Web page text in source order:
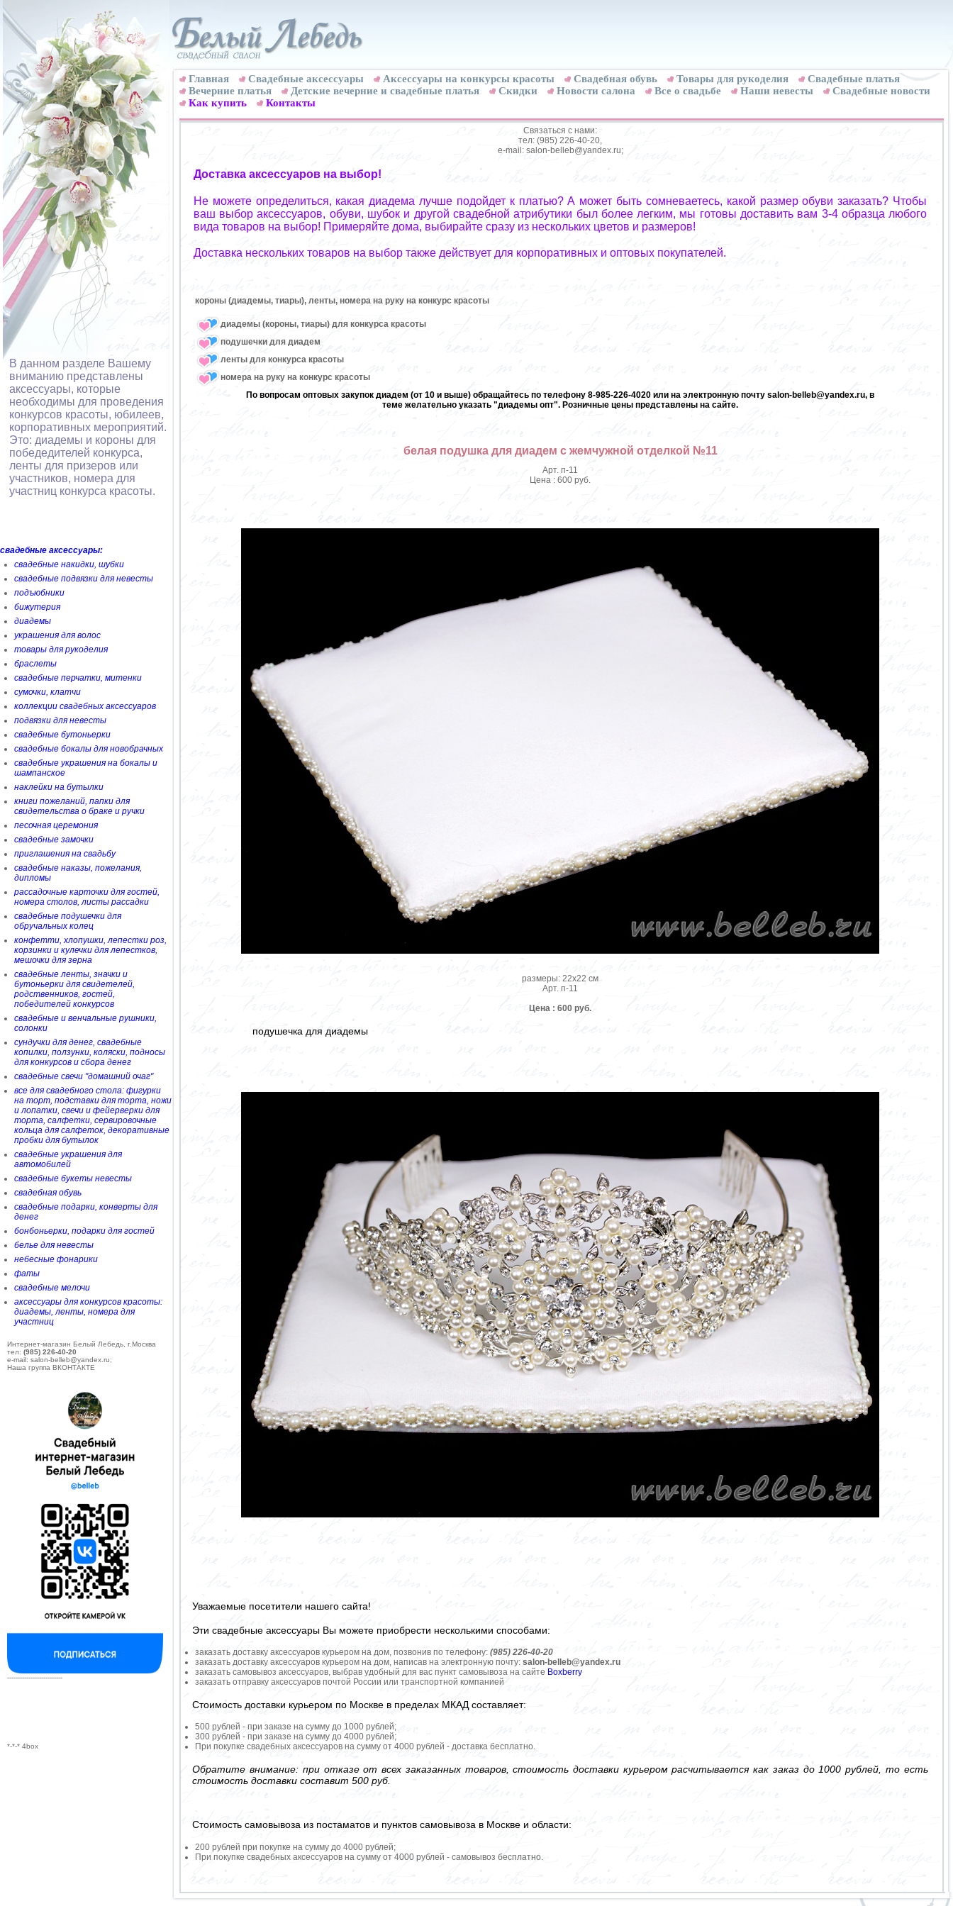
В данном разделе Вашему
вниманию представлены
аксессуары, которые
необходимы для проведения
конкурсов красоты, юбилеев,
корпоративных мероприятий.
Это: диадемы и короны для
победедителей конкурса,
ленты для призеров или
участников, номера для
участниц конкурса красоты.
свадебные аксессуары:
свадебные накидки, шубки
свадебные подвязки для невесты
подъюбники
бижутерия
диадемы
украшения для волос
товары для рукоделия
браслеты
свадебные перчатки, митенки
сумочки, клатчи
коллекции свадебных аксессуаров
подвязки для невесты
свадебные бутоньерки
свадебные бокалы для новобрачных
свадебные украшения на бокалы и
шампанское
наклейки на бутылки
книги пожеланий, папки для
свидетельства о браке и ручки
песочная церемония
свадебные замочки
приглашения на свадьбу
свадебные наказы, пожелания,
дипломы
рассадочные карточки для гостей,
номера столов, листы рассадки
свадебные подушечки для
обручальных колец
конфетти, хлопушки, лепестки роз,
корзинки и кулечки для лепестков,
мешочки для зерна
свадебные ленты, значки и
бутоньерки для свидетелей,
родственников, гостей,
победителей конкурсов
свадебные и венчальные рушники,
солонки
сундучки для денег, свадебные
копилки, ползунки, коляски, подносы
для конкурсов и сбора денег
свадебные свечи "домашний очаг"
все для свадебного стола: фигурки
на торт, подставки для торта, ножи
и лопатки, свечи и фейерверки для
торта, салфетки, сервировочные
кольца для салфеток, декоративные
пробки для бутылок
свадебные украшения для
автомобилей
свадебные букеты невесты
свадебная обувь
свадебные подарки, конверты для
денег
бонбоньерки, подарки для гостей
белье для невесты
небесные фонарики
фаты
свадебные мелочи
аксессуары для конкурсов красоты:
диадемы, ленты, номера для
участниц
Интернет-магазин Белый Лебедь, г.Москва
тел: (985) 226-40-20
e-mail: salon-belleb@yandex.ru;
Наша группа ВКОНТАКТЕ
--------------------------
*-*-* 4box
Главная Свадебные аксессуары Аксессуары на конкурсы красоты Свадебная обувь Товары для рукоделия
Cвадебные платья
Вечерние платья
Детские вечерние и свадебные платья Скидки Новости салона Все о свадьбе Наши невесты
Свадебные новости
Как купить
Контакты
Связаться с нами:
тел: (985) 226-40-20,
e-mail: salon-belleb@yandex.ru;
Доставка аксессуаров на выбор!
Не можете определиться, какая диадема лучше подойдет к платью? А может быть сомневаетесь, какой размер обуви заказать? Чтобы
ваш выбор аксессуаров, обуви, шубок и другой свадебной атрибутики был более легким, мы готовы доставить вам 3-4 образца любого
вида товаров на выбор! Примеряйте дома, выбирайте сразу из нескольких цветов и размеров!
Доставка нескольких товаров на выбор также действует для корпоративных и оптовых покупателей.
короны (диадемы, тиары), ленты, номера на руку на конкурс красоты
диадемы (короны, тиары) для конкурса красоты
подушечки для диадем
ленты для конкурса красоты
номера на руку на конкурс красоты
По вопросам оптовых закупок диадем (от 10 и выше) обращайтесь по телефону 8-985-226-4020 или на электронную почту salon-belleb@yandex.ru, в
теме желательно указать "диадемы опт". Розничные цены представлены на сайте.
белая подушка для диадем с жемчужной отделкой №11
Арт. п-11
Цена : 600 руб.
размеры: 22х22 см
Арт. п-11
Цена : 600 руб.
подушечка для диадемы
Уважаемые посетители нашего сайта!
Эти свадебные аксессуары Вы можете приобрести несколькими способами:
заказать доставку аксессуаров курьером на дом, позвонив по телефону: (985) 226-40-20
заказать доставку аксессуаров курьером на дом, написав на электронную почту: salon-belleb@yandex.ru
заказать самовывоз аксессуаров, выбрав удобный для вас пункт самовывоза на сайте Boxberry
заказать отправку аксессуаров почтой России или транспортной компанией
Стоимость доставки курьером по Москве в пределах МКАД составляет:
500 рублей - при заказе на сумму до 1000 рублей;
300 рублей - при заказе на сумму до 4000 рублей;
При покупке свадебных аксессуаров на сумму от 4000 рублей - доставка бесплатно.
Обратите внимание: при отказе от всех заказанных товаров, стоимость доставки курьером расчитывается как заказ до 1000 рублей, то есть
стоимость доставки составит 500 руб.
Стоимость самовывоза из постаматов и пунктов самовывоза в Москве и области:
200 рублей при покупке на сумму до 4000 рублей;
При покупке свадебных аксессуаров на сумму от 4000 рублей - самовывоз бесплатно.